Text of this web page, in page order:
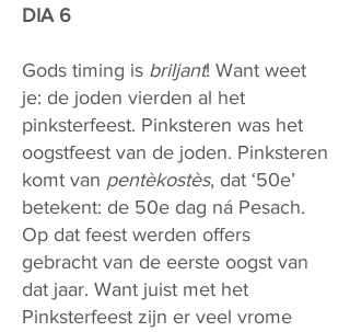
DIA 6
Gods timing is briljant! Want weet
je: de joden vierden al het
pinksterfeest. Pinksteren was het
oogstfeest van de joden. Pinksteren
komt van pentèkostès, dat ‘50e’
betekent: de 50e dag ná Pesach.
Op dat feest werden offers
gebracht van de eerste oogst van
dat jaar. Want juist met het
Pinksterfeest zijn er veel vrome